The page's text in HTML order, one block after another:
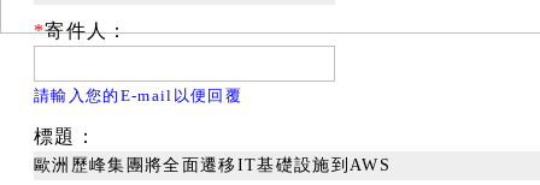
*寄件人：
請輸入您的E-mail以便回覆
標題：
歐洲歷峰集團將全面遷移IT基礎設施到AWS